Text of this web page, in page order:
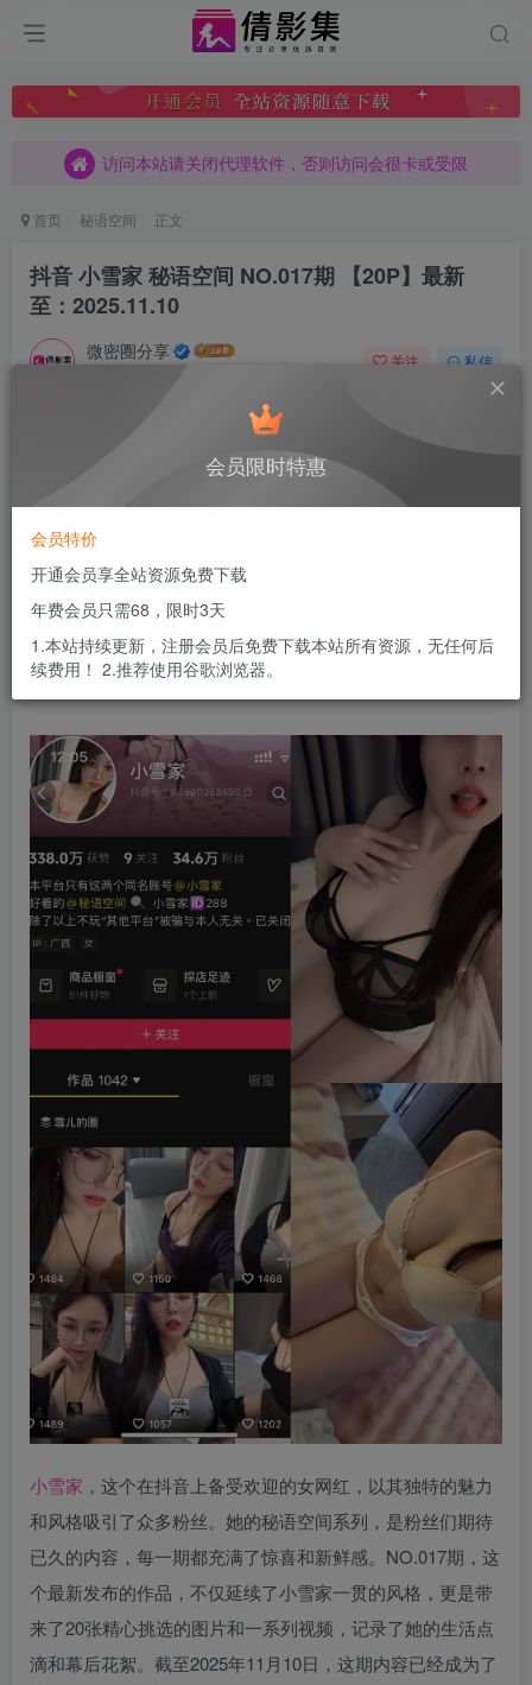
访问本站请关闭代理软件，否则访问会很卡或受限
访问本站请关闭代理软件，否则访问会很卡或受限
访问本站请关闭代理软件，否则访问会很卡或受限
首页 秘语空间 正文
抖音 小雪家 秘语空间 NO.017期 【20P】最新
至：2025.11.10
微密圈分享 关注 私信
此内容为付费阅读，请付费后查看
免费
您暂无购买权限，请先开通会员
开通会员
小雪家 ，这个在抖音上备受欢迎的女网红，以其独特的魅力
和风格吸引了众多粉丝。她的秘语空间系列，是粉丝们期待
已久的内容，每一期都充满了惊喜和新鲜感。NO.017期，这
个最新发布的作品，不仅延续了小雪家一贯的风格，更是带
来了20张精心挑选的图片和一系列视频，记录了她的生活点
滴和幕后花絮。截至2025年11月10日，这期内容已经成为了
会员限时特惠
会员特价
开通会员享全站资源免费下载
年费会员只需68，限时3天
1.本站持续更新，注册会员后免费下载本站所有资源，无任何后
续费用！ 2.推荐使用谷歌浏览器。